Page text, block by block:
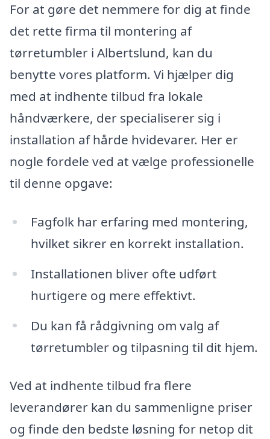
For at gøre det nemmere for dig at finde
det rette firma til montering af
tørretumbler i Albertslund, kan du
benytte vores platform. Vi hjælper dig
med at indhente tilbud fra lokale
håndværkere, der specialiserer sig i
installation af hårde hvidevarer. Her er
nogle fordele ved at vælge professionelle
til denne opgave:
Fagfolk har erfaring med montering,
hvilket sikrer en korrekt installation.
Installationen bliver ofte udført
hurtigere og mere effektivt.
Du kan få rådgivning om valg af
tørretumbler og tilpasning til dit hjem.
Ved at indhente tilbud fra flere
leverandører kan du sammenligne priser
og finde den bedste løsning for netop dit